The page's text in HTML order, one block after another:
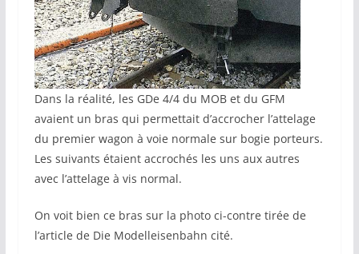
Dans la réalité, les GDe 4/4 du MOB et du GFM
avaient un bras qui permettait d’accrocher l’attelage
du premier wagon à voie normale sur bogie porteurs.
Les suivants étaient accrochés les uns aux autres
avec l’attelage à vis normal.
On voit bien ce bras sur la photo ci-contre tirée de
l’article de Die Modelleisenbahn cité.